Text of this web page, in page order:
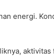
energi.